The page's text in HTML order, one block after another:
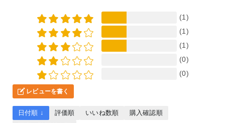
(1)
(1)
(1)
(0)
(0)
レビューを書く
日付順 ↓ 評価順 いいね数順
購入確認順